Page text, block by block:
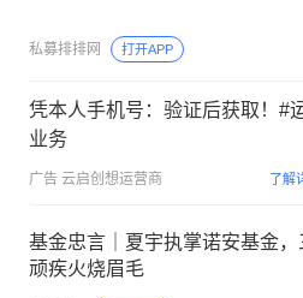
私募排排网 打开APP
凭本人手机号：验证后获取！#
业务
广告 云启创想运营商 了解
基金忠言｜夏宇执掌诺安基金，
顽疾火烧眉毛